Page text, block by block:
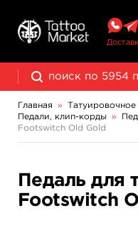
Главная »
Педали, клип-корды
»
Footswitch Old Gold
Педаль для
Footswitch